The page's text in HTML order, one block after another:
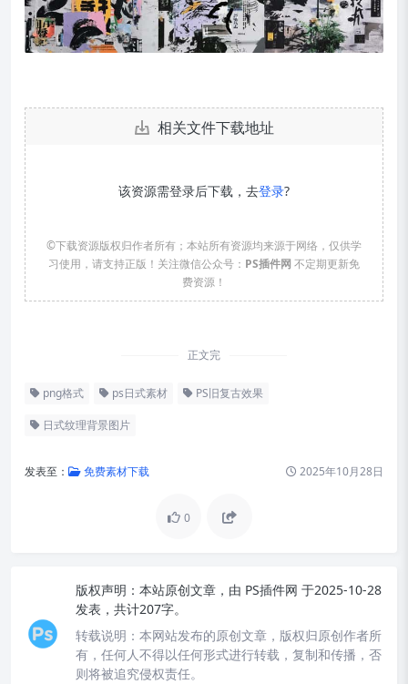
相关文件下载地址
该资源需登录后下载，去登录?
©下载资源版权归作者所有；本站所有资源均来源于网络，仅供学
习使用，请支持正版！关注微信公众号： PS插件网 不定期更新免
费资源！
正文完
png格式 ps日式素材 PS旧复古效果
日式纹理背景图片
发表至： 免费素材下载 2025年10月28日
0
版权声明： 本站原创文章，由 PS插件网 于2025-10-28
发表，共计207字。
转载说明： 本网站发布的原创文章，版权归原创作者所
有，任何人不得以任何形式进行转载，复制和传播，否
则将被追究侵权责任。